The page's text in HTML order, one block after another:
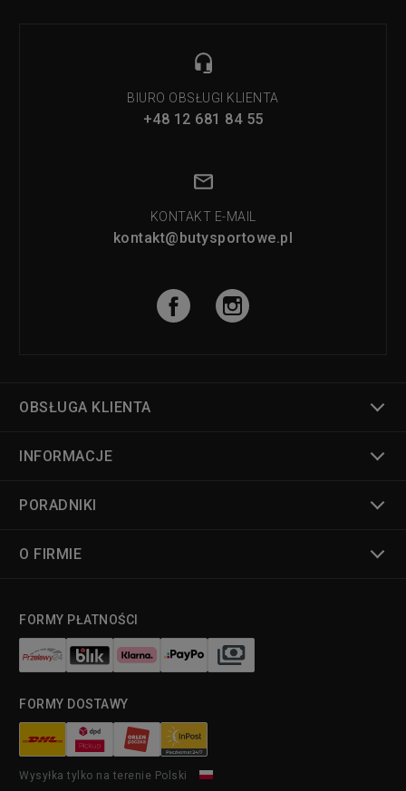
BIURO OBSŁUGI KLIENTA
+48 12 681 84 55
KONTAKT E-MAIL
kontakt@butysportowe.pl
OBSŁUGA KLIENTA
INFORMACJE
PORADNIKI
O FIRMIE
FORMY PŁATNOŚCI
FORMY DOSTAWY
Wysyłka tylko na terenie Polski